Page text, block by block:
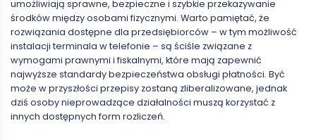
umożliwiają sprawne, bezpieczne i szybkie przekazywanie
środków między osobami fizycznymi. Warto pamiętać, że
rozwiązania dostępne dla przedsiębiorców – w tym możliwość
instalacji terminala w telefonie – są ściśle związane z
wymogami prawnymi i fiskalnymi, które mają zapewnić
najwyższe standardy bezpieczeństwa obsługi płatności. Być
może w przyszłości przepisy zostaną zliberalizowane, jednak
dziś osoby nieprowadzące działalności muszą korzystać z
innych dostępnych form rozliczeń.